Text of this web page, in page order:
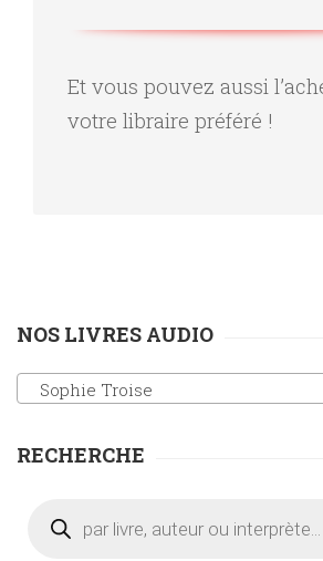
Et vous pouvez aussi
votre libraire préféré !
NOS LIVRES AUDIO
Sophie Troise
RECHERCHE
produits